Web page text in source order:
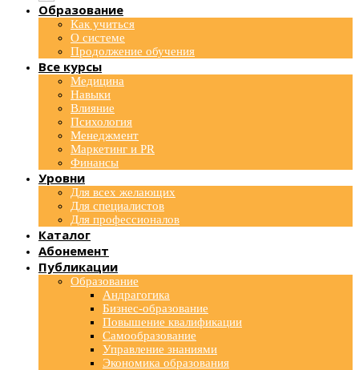
Образование
Как учиться
О системе
Продолжение обучения
Все курсы
Медицина
Навыки
Влияние
Психология
Менеджмент
Маркетинг и PR
Финансы
Уровни
Для всех желающих
Для специалистов
Для профессионалов
Каталог
Абонемент
Публикации
Образование
Андрагогика
Бизнес-образование
Повышение квалификации
Самообразование
Управление знаниями
Экономика образования